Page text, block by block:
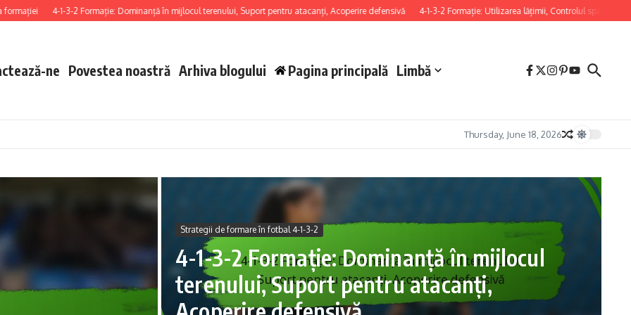
4-1-3-2 Formație: Dominanță în mijlocul terenului, Suport pentru atacanți, Acoperire defensivă 4-1-3-2 Formație: Utilizarea lățimii, Controlul spațiului,
ne Povestea noastră Arhiva blogului Pagina principală Limbă
Thursday, June 18, 2026
Strategii de formare în fotbal 4-1-3-2
4-1-3-2 Formație: Dominanță în mijlocul
terenului, Suport pentru atacanți,